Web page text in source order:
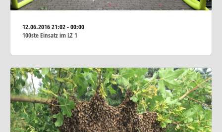
12.06.201621:02 - 00:00
100ste Einsatz im LZ 1